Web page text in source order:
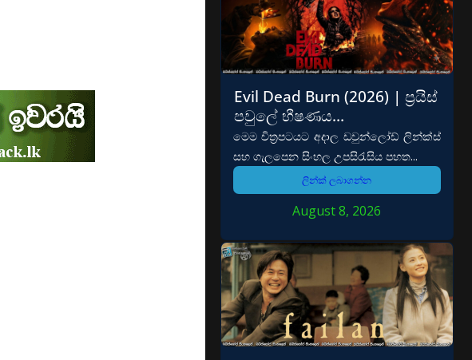
Evil Dead Burn (2026) | ප්‍රයිස්
පවුලේ භීෂණය…
මෙම චිත්‍රපටයට අදාල ඩවුන්ලෝඩ් ලින්ක්ස්
සහ ගැලපෙන සිංහල උපසිරැසිය පහත...
ලින්ක් ලබාගන්න
August 8, 2026